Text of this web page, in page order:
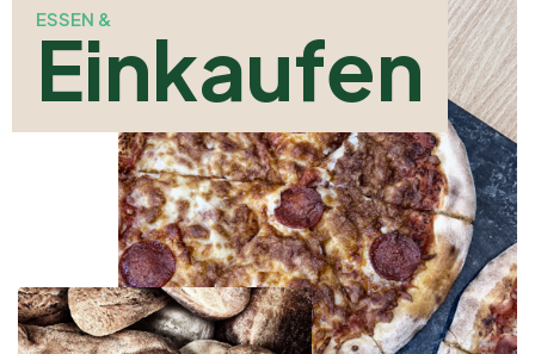
ESSEN &
Einkaufen